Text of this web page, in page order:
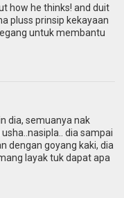
how he thinks! and duit
pluss prinsip kekayaan
untuk membantu
dia, semuanya nak
dia sampai
dengan goyang kaki, dia
layak tuk dapat apa